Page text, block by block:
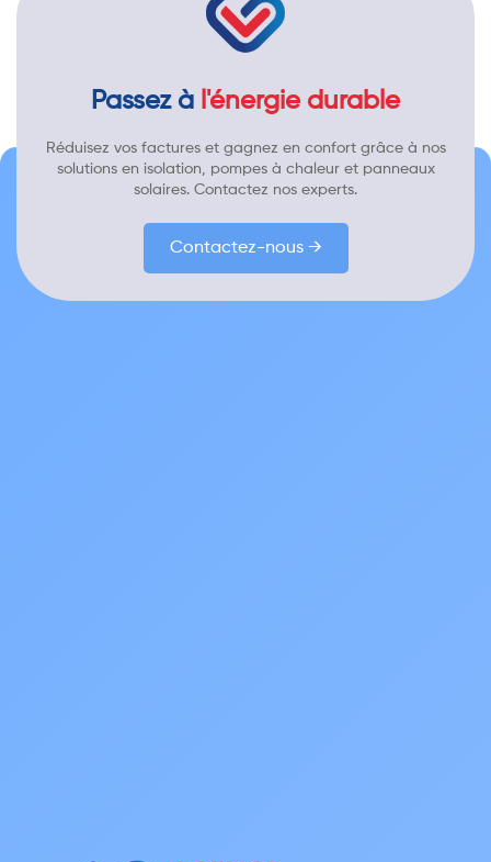
Passez à l'énergie durable
Réduisez vos factures et gagnez en confort grâce à nos
solutions en isolation, pompes à chaleur et panneaux
solaires. Contactez nos experts.
Contactez-nous →